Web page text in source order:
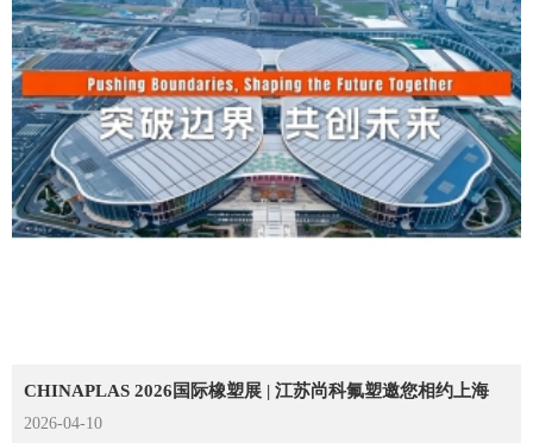
CHINAPLAS 2026国际橡塑展 | 江苏尚科氟塑邀您相约上海
2026-04-10